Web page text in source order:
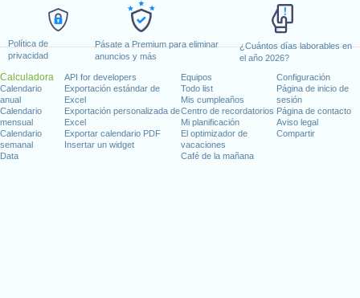
Política de
privacidad
Pásate a Premium para eliminar
anuncios y más
¿Cuántos días laborables en
el año 2026?
Calculadora
Calendario
anual
Calendario
mensual
Calendario
semanal
Data
API for developers
Exportación estándar de
Excel
Exportación personalizada de
Excel
Exportar calendario PDF
Insertar un widget
Equipos
Todo list
Mis cumpleaños
Centro de recordatorios
Mi planificación
El optimizador de
vacaciones
Café de la mañana
Configuración
Página de inicio de
sesión
Página de contacto
Aviso legal
Compartir